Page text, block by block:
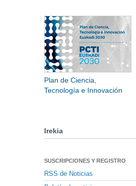
Plan de Ciencia,
Tecnología e Innovación
Irekia
SUSCRIPCIONES Y REGISTRO
RSS de Noticias